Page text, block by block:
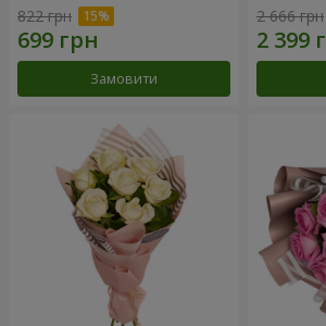
822 грн
Замовити
2 666 грн